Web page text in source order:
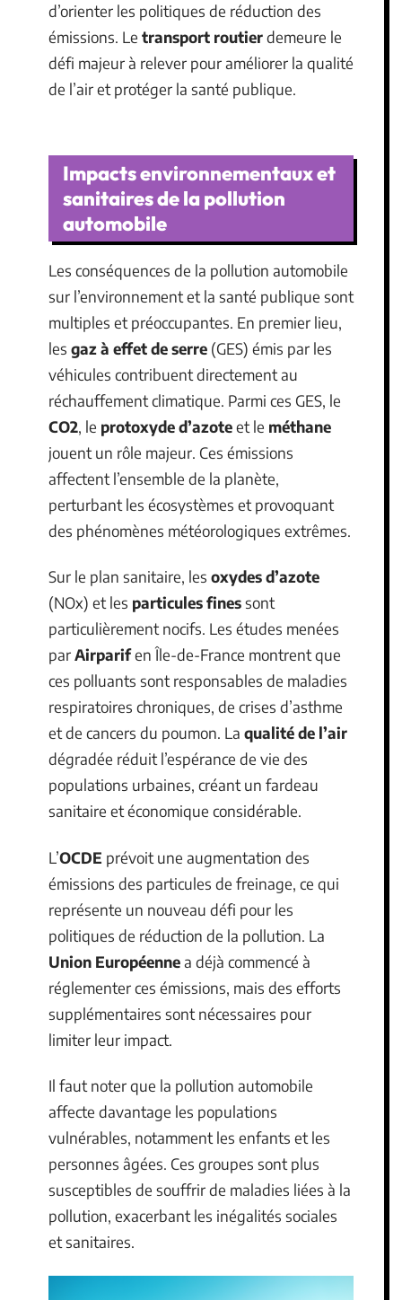
d’orienter les politiques de réduction des
émissions. Le transport routierdemeure le
défi majeur à relever pour améliorer la qualité
de l’air et protéger la santé publique.
Impacts environnementaux et
sanitaires de la pollution
automobile
Les conséquences de la pollution automobile
sur l’environnement et la santé publique sont
multiples et préoccupantes. En premier lieu,
les gaz à effet de serre (GES) émis par les
véhicules contribuent directement au
réchauffement climatique. Parmi ces GES, le
CO2, le protoxyde d’azoteet le méthane
jouent un rôle majeur. Ces émissions
affectent l’ensemble de la planète,
perturbant les écosystèmes et provoquant
des phénomènes météorologiques extrêmes.
Sur le plan sanitaire, les oxydes d’azote
(NOx) et les particules finessont
particulièrement nocifs. Les études menées
parAirparifen Île-de-France montrent que
ces polluants sont responsables de maladies
respiratoires chroniques, de crises d’asthme
et de cancers du poumon. La qualité de l’air
dégradée réduit l’espérance de vie des
populations urbaines, créant un fardeau
sanitaire et économique considérable.
L’OCDE prévoit une augmentation des
émissions des particules de freinage, ce qui
représente un nouveau défi pour les
politiques de réduction de la pollution. La
Union Européennea déjà commencé à
réglementer ces émissions, mais des efforts
supplémentaires sont nécessaires pour
limiter leur impact.
Il faut noter que la pollution automobile
affecte davantage les populations
vulnérables, notamment les enfants et les
personnes âgées. Ces groupes sont plus
susceptibles de souffrir de maladies liées à la
pollution, exacerbant les inégalités sociales
et sanitaires.